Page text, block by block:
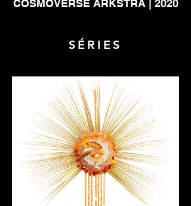
COSMOVERSE ARKSTRA | 2020
SÉRIES